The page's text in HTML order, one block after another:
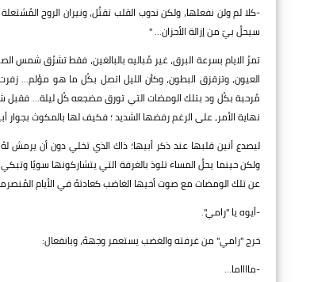
-كلا لم ولن نفعلها، ولكن ندوب القلب تقتُل، ونيران الروح
سيحلُ بيّ من إزالة الأحزان... "
تمرُ الايام بسرعة البرق، غير مُباليه بالبالغين، فقط تشرُق
العيون، وتزقزق البطون، وكأن الليل اتصل بكُل ما هو مؤلم...
مُرحبة بكُل ود بتلك الومضات التي تورق مضجعه كُل ليلة... فقبل
نهاية الأمر، على الرغم رفضها الشديد ؛ فكيف لها بالمكوث بجوار
ليصدع أنين قلبها عند ذكر أبيها؛ ذاك الذي تخلي دون أن يرمش
ولكن حينما يحلُ المساء تلوذ بالغرفة التي يتشاركونها سويًا
عن تلك الومضات مع صوت أخيها الغاضب كعادتهُ في الأيام
-أيوه يا "رامي".
خرج "رامي" من غرفته والغضب يستعمر وجههُ، وبانفعال:
-مااااما...